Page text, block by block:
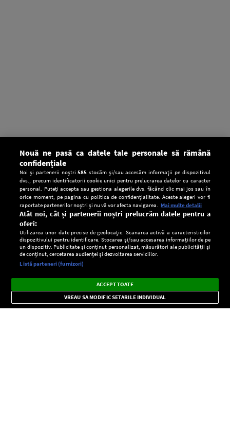
CONFIDENŢIALITATE
Setări:
Dark
Mode
Radio live, podcasturi, știri și alerte
importante.
×
Nouă ne pasă ca datele tale personale să rămână
confidențiale
Noi și partenerii noștri585 stocăm și/sau accesăm informații pe dispozitivul
dvs., precum identificatorii cookie unici pentru prelucrarea datelor cu caracter
personal. Puteți accepta sau gestiona alegerile dvs. făcând clic mai jos sau în
orice moment, pe pagina cu politica de confidențialitate. Aceste alegeri vor fi
raportate partenerilor noștri și nu vă vor afecta navigarea. Mai multe detalii
Atât noi, cât și partenerii noștri prelucrăm datele pentru a
oferi:
Utilizarea unor date precise de geolocație. Scanarea activă a caracteristicilor
dispozitivului pentru identificare. Stocarea și/sau accesarea informațiilor de pe
un dispozitiv. Publicitate și conținut personalizat, măsurători ale publicității și
de conținut, cercetarea audienței și dezvoltarea serviciilor.
Listă parteneri (furnizori)
ACCEPT TOATE
VREAU SA MODIFIC SETARILE INDIVIDUAL